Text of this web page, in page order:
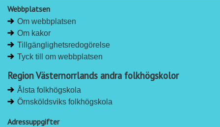
Webbplatsen
Om webbplatsen
Om kakor
Tillgänglighetsredogörelse
Tyck till om webbplatsen
Region Västernorrlands andra folkhögskolor
Ålsta folkhögskola
Örnsköldsviks folkhögskola
Adressuppgifter